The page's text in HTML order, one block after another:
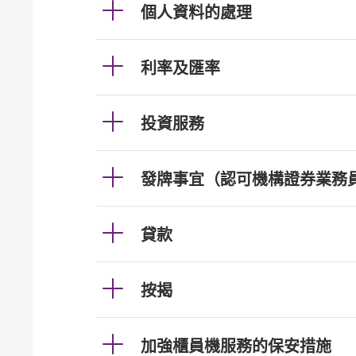
個人資料的處理
利率及匯率
投資服務
發牌事宜（認可機構證券業務
貸款
按揭
加強櫃員機服務的保安措施